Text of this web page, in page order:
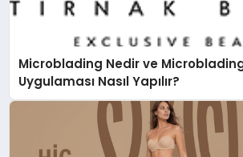
Microblading Nedir ve
Uygulaması Nasıl Yapılır?